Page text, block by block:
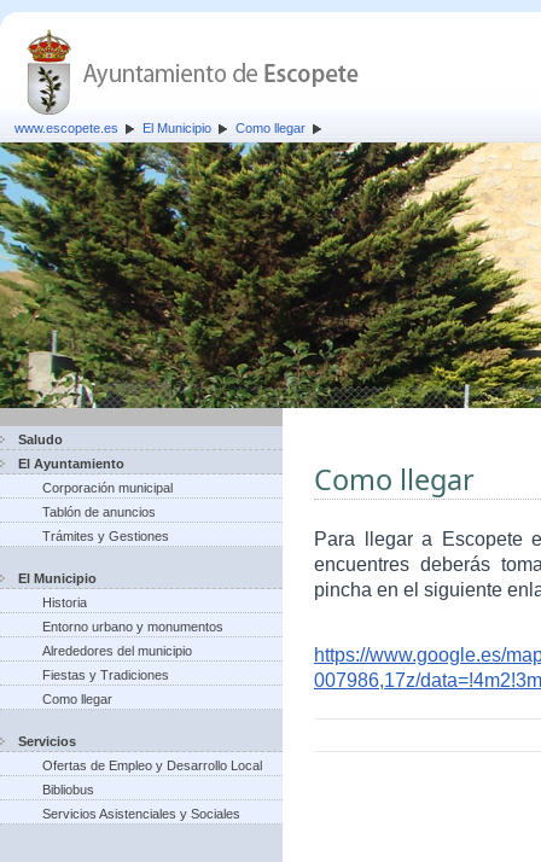
www.escopete.es El Municipio Como llegar
Saludo
El Ayuntamiento
Corporación municipal
Tablón de anuncios
Trámites y Gestiones
El Municipio
Historia
Entorno urbano y monumentos
Alrededores del municipio
Fiestas y Tradiciones
Como llegar
Servicios
Ofertas de Empleo y Desarrollo Local
Bibliobus
Servicios Asistenciales y Sociales
Como llegar
Para llegar a Escopete
encuentres deberás
pincha en el siguiente
https://www.google.es/
007986,17z/